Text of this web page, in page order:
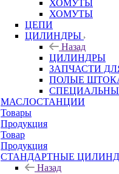
ХОМУТЫ
ХОМУТЫ
ЦЕПИ
ЦИЛИНДРЫ
Назад
ЦИЛИНДРЫ
ЗАПЧАСТИ
ПОЛЫЕ
МАСЛОСТАНЦИИ
Товары
Продукция
Товар
Продукция
СТАНДАРТНЫЕ
Назад